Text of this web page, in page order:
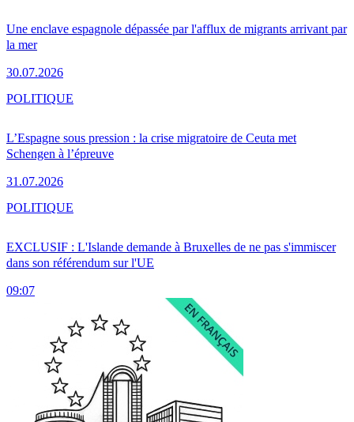
Une enclave espagnole dépassée par l'afflux de migrants arrivant par
la mer
30.07.2026
L’Espagne sous pression : la crise migratoire de Ceuta met
Schengen à l’épreuve
31.07.2026
POLITIQUE
EXCLUSIF : L'Islande demande à Bruxelles de ne pas s'immiscer
dans son référendum sur l'UE
09:07
POLITIQUE